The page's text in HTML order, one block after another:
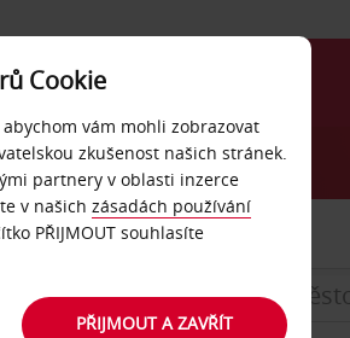
Cookie
vám mohli zobrazovat
zkušenost našich stránek.
partnery v oblasti inzerce
v našich zásadách používání
PŘIJMOUT souhlasíte
PŘIJMOUT A ZAVŘÍT